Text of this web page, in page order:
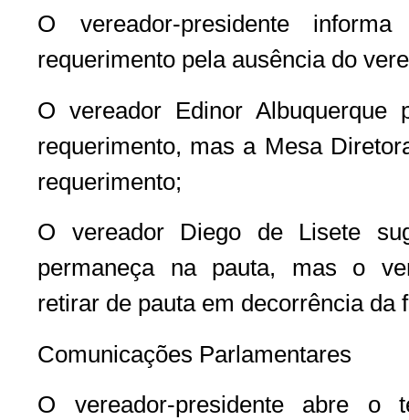
O vereador-presidente
requerimento pela ausência do
O vereador Edinor
requerimento, mas a Mesa
requerimento;
O vereador Diego de Lisete
permaneça na pauta, mas o
retirar de pauta em decorrência da
Comunicações Parlamentares
O vereador-presidente abre o